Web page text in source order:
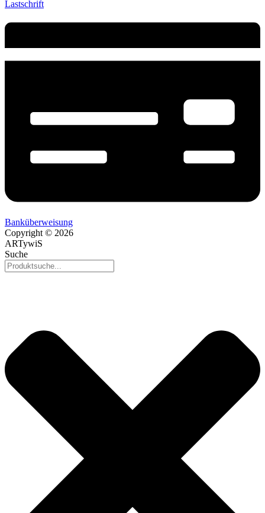
Lastschrift
Banküberweisung
Copyright © 2026
ARTywiS
Suche